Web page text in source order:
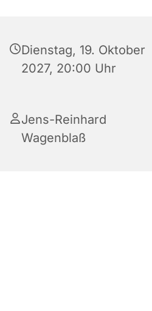
Dienstag, 19. Oktober
2027, 20:00 Uhr
Jens-Reinhard
Wagenblaß